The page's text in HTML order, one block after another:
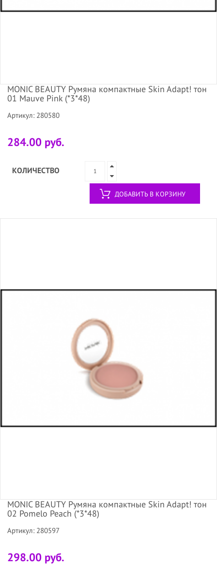
MONIC BEAUTY Румяна компактные Skin Adapt! тон
01 Mauve Pink (*3*48)
Артикул: 280580
284.00 руб.
КОЛИЧЕСТВО
ДОБАВИТЬ В КОРЗИНУ
MONIC BEAUTY Румяна компактные Skin Adapt! тон
02 Pomelo Peach (*3*48)
Артикул: 280597
298.00 руб.